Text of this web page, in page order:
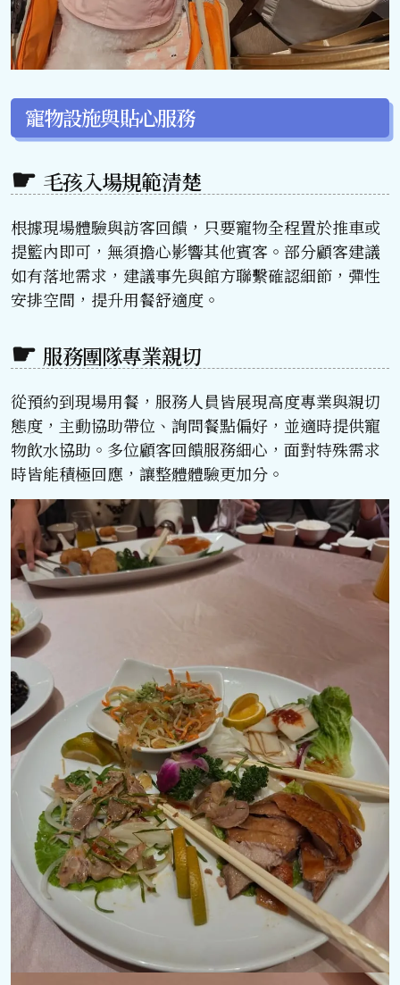
寵物設施與貼心服務
毛孩入場規範清楚
根據現場體驗與訪客回饋，只要寵物全程置於推車或
提籃內即可，無須擔心影響其他賓客。部分顧客建議
如有落地需求，建議事先與館方聯繫確認細節，彈性
安排空間，提升用餐舒適度。
服務團隊專業親切
從預約到現場用餐，服務人員皆展現高度專業與親切
態度，主動協助帶位、詢問餐點偏好，並適時提供寵
物飲水協助。多位顧客回饋服務細心，面對特殊需求
時皆能積極回應，讓整體體驗更加分。